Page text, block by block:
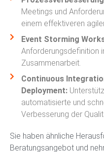
Meetings und
einem effektiveren
Event Storming
Anforderungsdefinition
Zusammenarbeit.
Continuous
Deployment:
automatisierte und
Verbesserung der
Sie haben ähnliche
Beratungsangebot und